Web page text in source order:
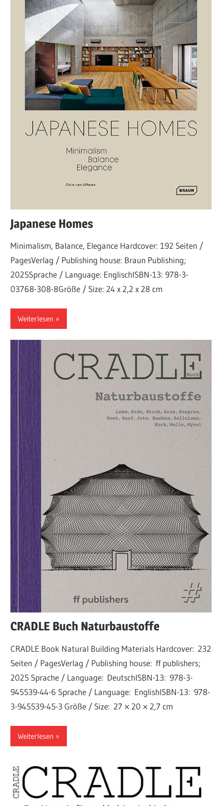
Japanese Homes
Minimalism, Balance, Elegance Hardcover: 192 Seiten /
PagesVerlag / Publishing house: Braun Publishing;
2025Sprache / Language: EnglischISBN-13: 978-3-
03768-308-8Größe / Size: 24 x 2,2 x 28 cm
Weiterlesen
CRADLE Buch Naturbaustoffe
CRADLE Book Natural Building Materials Hardcover: 232
Seiten / PagesVerlag / Publishing house: ff publishers;
2025 Sprache / Language: DeutschISBN-13: 978-3-
945539-44-6 Sprache / Language: EnglishISBN-13: 978-
3-945539-45-3 Größe / Size: 27 × 20 × 2,7 cm
Weiterlesen